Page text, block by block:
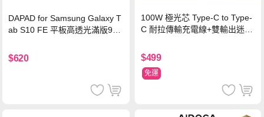
DAPAD for Samsung Galaxy T
ab S10 FE 平板高透光滿版9H
$620
100W 極光芯 Type-C to Type-
C 耐拉傳輸充電線+雙輸出迷你
$499
免運